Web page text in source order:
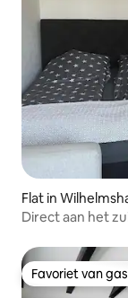
Flat in
Direct aan het
Favoriet van
Favoriet van